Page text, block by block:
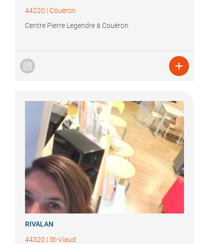
44220 | Couëron
Centre Pierre Legendre à Couëron

RIVALAN
44320 | St-Viaud